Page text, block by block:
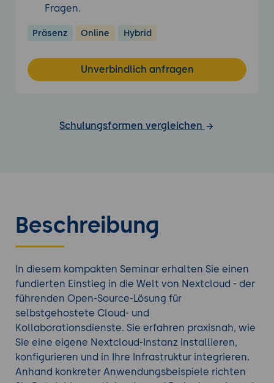
Fragen.
Präsenz Online Hybrid
Unverbindlich anfragen
Schulungsformen vergleichen
Beschreibung
In diesem kompakten Seminar erhalten Sie einen
fundierten Einstieg in die Welt von Nextcloud - der
führenden Open-Source-Lösung für
selbstgehostete Cloud- und
Kollaborationsdienste. Sie erfahren praxisnah, wie
Sie eine eigene Nextcloud-Instanz installieren,
konfigurieren und in Ihre Infrastruktur integrieren.
Anhand konkreter Anwendungsbeispiele richten